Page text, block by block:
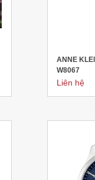
ANNE
W8067
Liên hệ